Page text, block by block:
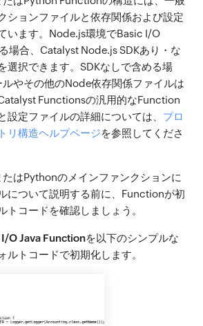
ションファイルと依存関係および設定
います。Node.js環境でBasic I/O
場合、Catalyst Node.js SDKあり・な
選択できます。SDKなしで含める場
やその他のNode依存関係ファイルは
Functionsの汎用的なFunction
設定ファイルの詳細については、 プロ
リ構造ヘルプページを参照してくださ
はPythonのメインファンクションに
について説明する前に、Functionが初
トコードを確認しましょう。
I/O Java Functionを以下のシンプルな
ルトコードで初期化します。